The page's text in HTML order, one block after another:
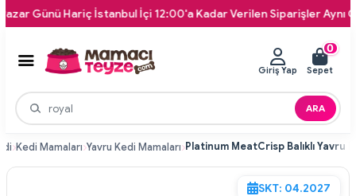
Günü Hariç İstanbul İçi 12:00'a Kadar Verilen Siparişler Aynı Gün
ARA
Giriş Yap
0
Sepet
Kedi Mamaları Yavru Kedi Mamaları
SKT: 04.2027